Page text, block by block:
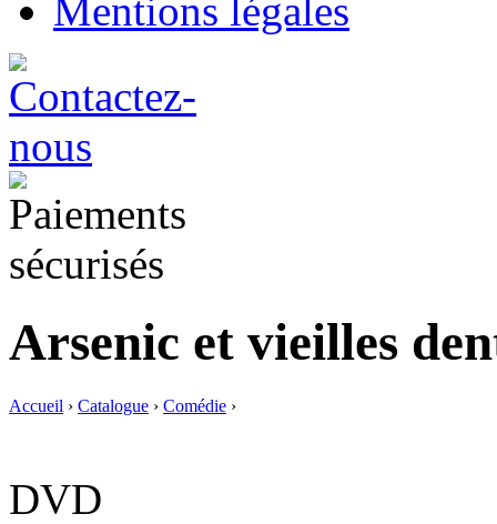
Mentions légales
Arsenic et vieilles
Accueil › Catalogue › Comédie ›
DVD